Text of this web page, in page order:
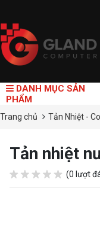
DANH MỤC SẢN
PHẨM
Trang chủ Tản Nhiệt -
Tản nhiệt
(0 lượt